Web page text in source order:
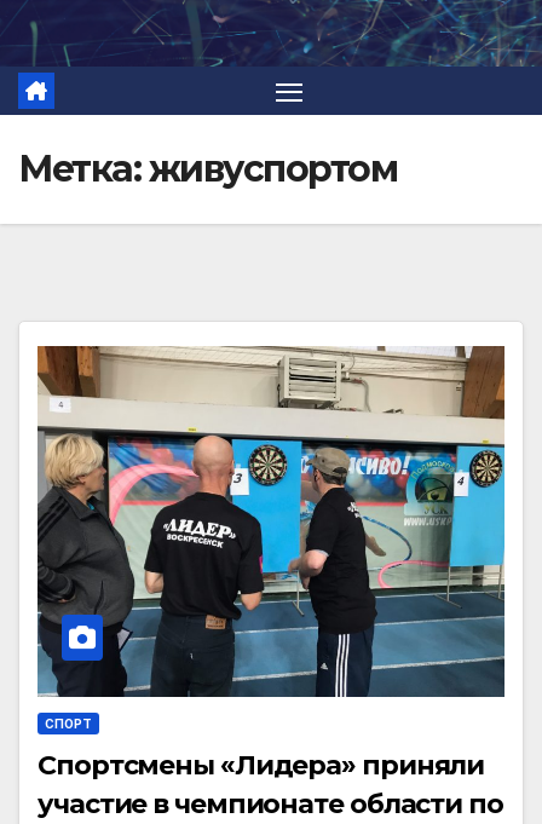
Перейти
содержимому
Метка:живуспортом
СПОРТ
Спортсмены «Лидера» приняли
участие в чемпионате области по